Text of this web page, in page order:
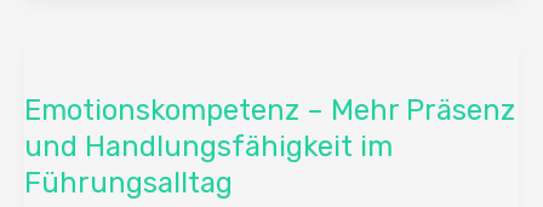
Emotionskompetenz – Mehr Präsenz
und Handlungsfähigkeit im
Führungsalltag
Mehr
Präsenz
Handlungsfähigkeit